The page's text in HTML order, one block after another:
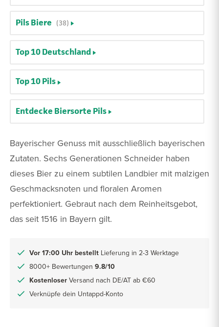
Bayerischer Genuss mit ausschließlich bayerischen
Zutaten. Sechs Generationen Schneider haben
dieses Bier zu einem subtilen Landbier mit malzigen
Geschmacksnoten und floralen Aromen
perfektioniert. Gebraut nach dem Reinheitsgebot,
das seit 1516 in Bayern gilt.
Vor 17:00 Uhr bestellt Lieferung in 2-3 Werktage
8000+ Bewertungen 9.8/10
Kostenloser Versand nach DE/AT ab €60
Verknüpfe dein Untappd-Konto
Pils Biere (38)
Top 10 Deutschland
Top 10 Pils
Entdecke Biersorte Pils